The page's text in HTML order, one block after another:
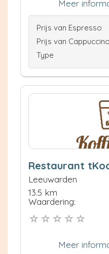
Meer
Prijs van Espresso
Prijs van Cappuccino
Type
Restaurant
Leeuwarden
13.5 km
Waardering:
Meer